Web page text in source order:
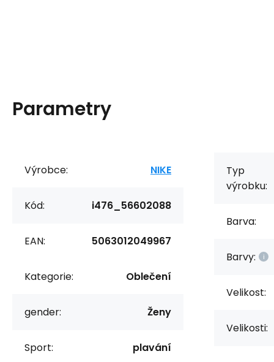
Parametry
Výrobce: NIKE
Kód: i476_56602088
EAN: 5063012049967
Kategorie: Oblečení
gender: Ženy
Sport: plavání
Typ
výrobku:
Barva:
Barvy:
Velikost:
Velikosti: